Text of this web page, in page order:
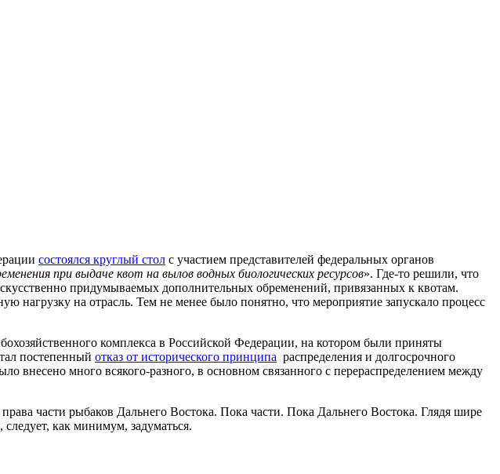
состоялся круглый стол с участием представителей федеральных органов
при выдаче квот на вылов водных биологических ресурсов». Где-то решили, что
придумываемых дополнительных обременений, привязанных к квотам.
нагрузку на отрасль. Тем не менее было понятно, что мероприятие запускало процесс
комплекса в Российской Федерации, на котором были приняты
постепенный отказ от исторического принципа распределения и долгосрочного
внесено много всякого-разного, в основном связанного с перераспределением между
части рыбаков Дальнего Востока. Пока части. Пока Дальнего Востока. Глядя шире
как минимум, задуматься.